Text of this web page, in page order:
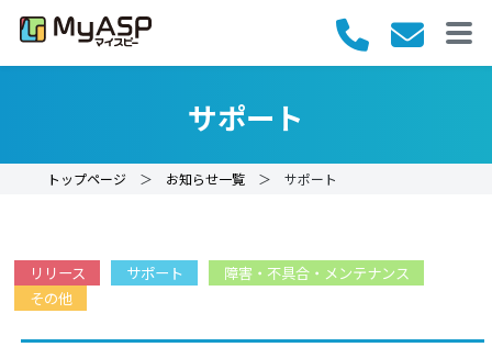
サポート
トップページ ＞ お知らせ一覧 ＞ サポート
リリース サポート
障害・不具合・メンテナンス
その他